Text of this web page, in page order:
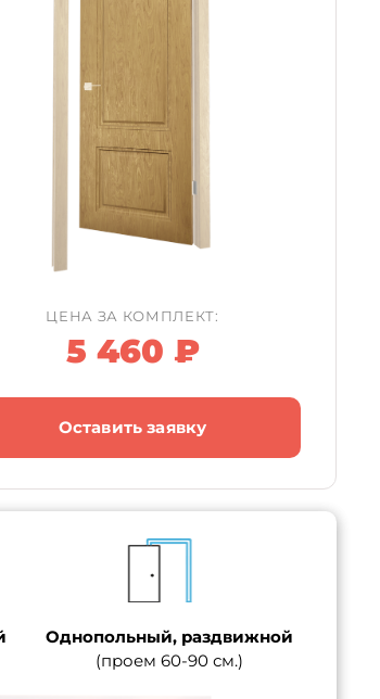
ЦЕНА ЗА КОМПЛЕКТ:
5 460 ₽
Оставить заявку
Однопольный, раздвижной
(проем 60-90 см.)